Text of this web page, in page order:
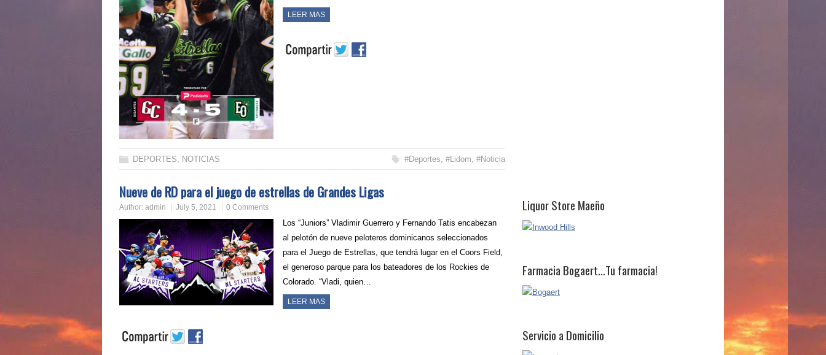
LEER MAS
DEPORTES NOTICIAS #Deportes #Lidom #Noticia
Nueve de RD para el juego de estrellas de Grandes Ligas
Author: admin July 5, 2021 0 Comments
Los “Juniors” Vladimir Guerrero y Fernando Tatis encabezan
al pelotón de nueve peloteros dominicanos seleccionados
para el Juego de Estrellas, que tendrá lugar en el Coors Field,
el generoso parque para los bateadores de los Rockies de
Colorado. “Vladi, quien…
LEER MAS
Liquor Store Maeño
Farmacia Bogaert…Tu farmacia!
Servicio a Domicilio